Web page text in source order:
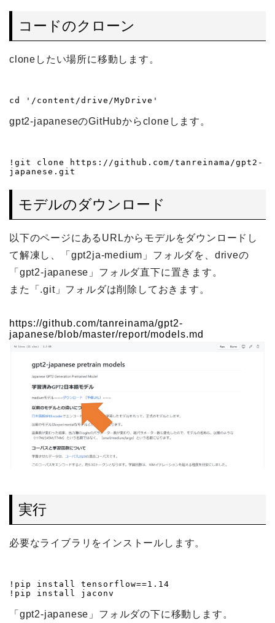
コードのクローン
cloneしたい場所に移動します。
cd '/content/drive/MyDrive'
gpt2-japaneseのGitHubからcloneします。
!git clone https://github.com/tanreinama/gpt2-
japanese.git
モデルのダウンロード
以下のページにあるURLからモデルをダウンロードし
て解凍し、「gpt2ja-medium」フォルダを、driveの
「gpt2-japanese」フォルダ直下に置きます。
また「.git」フォルダは削除しておきます。
https://github.com/tanreinama/gpt2-
japanese/blob/master/report/models.md
実行
必要なライブラリをインストールします。
!pip install tensorflow==1.14
!pip install jaconv
「gpt2-japanese」フォルダの下に移動します。